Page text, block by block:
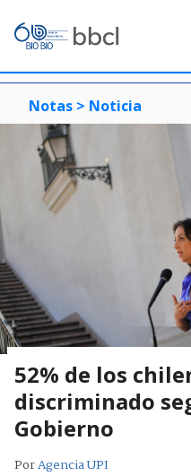
Notas > Noticia
52% de los
discriminado
Gobierno
PorAgencia UPI